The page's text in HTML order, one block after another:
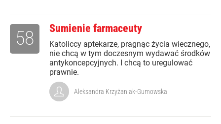
Sumienie farmaceuty
Katoliccy aptekarze, pragnąc życia wiecznego,
nie chcą w tym doczesnym wydawać środków
antykoncepcyjnych. I chcą to uregulować
prawnie.
58
Aleksandra Krzyżaniak-Gumowska